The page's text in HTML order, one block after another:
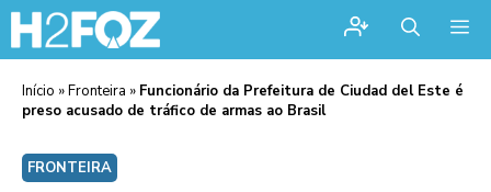
Início »Fronteira » Funcionário da Prefeitura de Ciudad del Este é
preso acusado de tráfico de armas ao Brasil
FRONTEIRA